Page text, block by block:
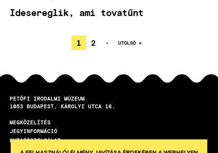
Idesereglik, ami tovatűnt
OLDALSZÁMOZÁS
JELENLEGI
OLDAL
1 OLDAL
2
KÖVETKEZŐ
›
UTOLSÓ
UTOLSÓ »
PETŐFI IRODALMI MÚZEUM
1053
BUDAPEST KÁROLYI UTCA 16.
LÁBLÉC
MEGKÖZELÍTÉS
JEGYINFORMÁCIÓ
KUTATÓSZOLGÁLAT